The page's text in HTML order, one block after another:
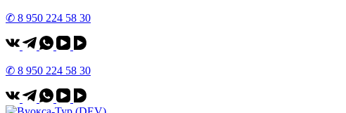
✆ 8 950 224 58 30
✆ 8 950 224 58 30